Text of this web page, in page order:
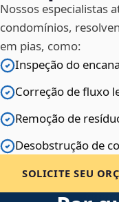
Nossos especialistas
condomínios,
em pias, como:
Inspeção do
Correção de fluxo
Remoção de
Desobstrução de
SOLICITE SEU